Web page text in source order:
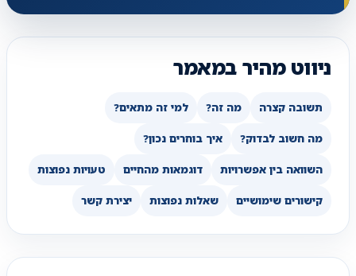
ניווט מהיר במאמר
תשובה קצרה מה זה? למי זה מתאים?
מה חשוב לבדוק? איך בוחרים נכון?
השוואה בין אפשרויות דוגמאות מהחיים טעויות נפוצות
קישורים שימושיים שאלות נפוצות יצירת קשר